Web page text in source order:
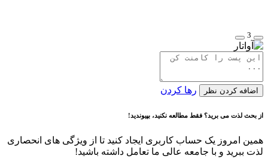
3
اضافه کردن نظر رها کردن
از بحث لذت می برید؟ فقط مطالعه نکنید، بپیوندید!
همین امروز یک حساب کاربری ایجاد کنید تا از ویژگی های انحصاری
لذت ببرید و با جامعه عالی ما تعامل داشته باشید!